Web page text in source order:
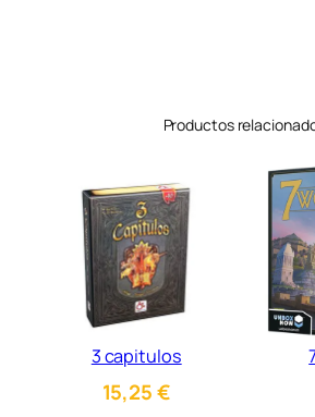
Productos
3 capitulos
15,25€